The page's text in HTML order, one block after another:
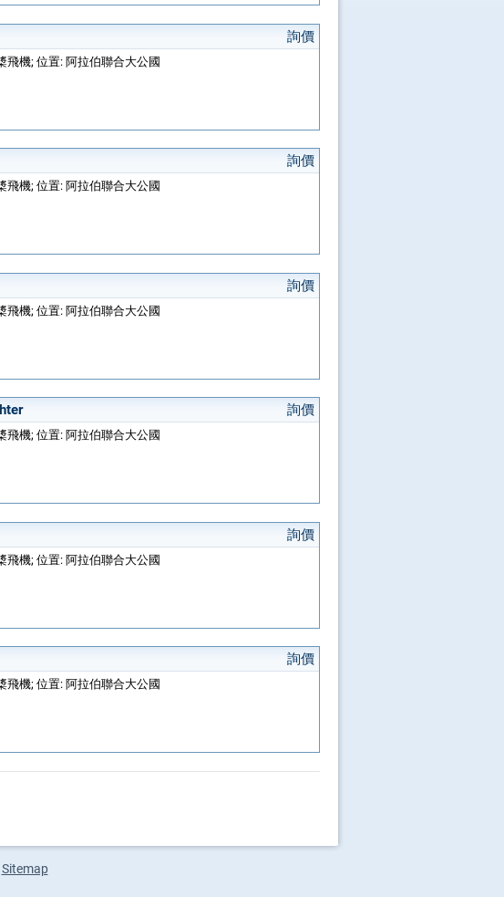
詢價
飛機; 位置: 阿拉伯聯合大公國
詢價
飛機; 位置: 阿拉伯聯合大公國
詢價
飛機; 位置: 阿拉伯聯合大公國
詢價
飛機; 位置: 阿拉伯聯合大公國
詢價
飛機; 位置: 阿拉伯聯合大公國
詢價
飛機; 位置: 阿拉伯聯合大公國
Sitemap